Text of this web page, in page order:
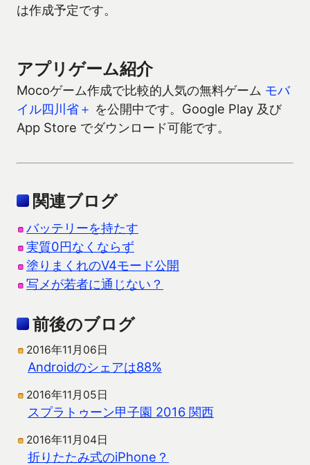
は作成予定です。
アプリゲーム紹介
Mocoゲーム作成で比較的人気の無料ゲーム モバ
イル四川省＋ を公開中です。Google Play 及び
App Store でダウンロード可能です。
関連ブログ
バッテリーを持たす
実質0円なくならず
塗りまくれのV4モード公開
写メが若者に通じない？
前後のブログ
2016年11月06日
Androidのシェアは88%
2016年11月05日
スプラトゥーン甲子園 2016 関西
2016年11月04日
折りたたみ式のiPhone？